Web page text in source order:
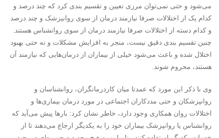
می‌شود و حتی نمی‌توان مرزی تعیین و تقسیم بندی کرد که چند درصد و
کدام یک از اختلالات صرفا نیازمند درمان از سوی روانپزشک و چند درصد
و کدام دسته از اختلالات صرفا نیازمند درمان از سوی روانشناس هستند.
چنین تقسیم بندی دقیق نیست، منجر به افزایش مشکلات و نه حتی بهبود
اختلال شده و باعث می‌شود خیلی از بیماران از درمان‌هایی که نیازمند آن
هستند، محروم شوند.
وی با ذکر این مورد که عمدتا میان کاردرمانگران، روانشناسان و
روانپزشکان و حتی مددکاران اجتماعی در مورد درمان بیماری‌ها و
اختلالات روان همکاری وجود دارد، خاطر نشان کرد: بارها پیش می‌آید که
روانشناس یا روانپزشک بیماران خود را به یکدیگر ارجاع می‌دهند تا از